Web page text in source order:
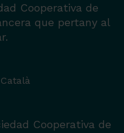
Cooperativa de
que pertany al
Català
Cooperativa de